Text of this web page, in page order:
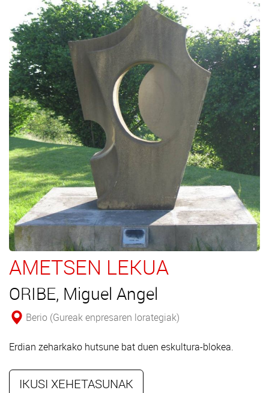
AMETSEN LEKUA
ORIBE, Miguel Angel
Berio (Gureak enpresaren lorategiak)
Erdian zeharkako hutsune bat duen eskultura-blokea.
IKUSI XEHETASUNAK